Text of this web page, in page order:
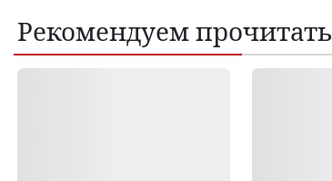
Рекомендуем прочитать